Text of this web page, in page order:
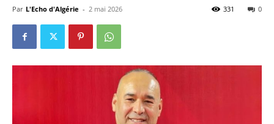
Par L'Echo d'Algérie - 2 mai 2026 0
331